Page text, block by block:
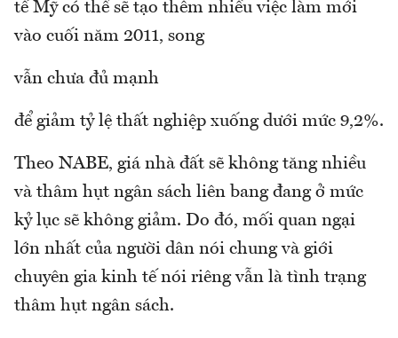
tế Mỹ có thể sẽ tạo thêm nhiều việc làm mới
vào cuối năm 2011, song
vẫn chưa đủ mạnh
để giảm tỷ lệ thất nghiệp xuống dưới mức 9,2%.
Theo NABE, giá nhà đất sẽ không tăng nhiều
và thâm hụt ngân sách liên bang đang ở mức
kỷ lục sẽ không giảm. Do đó, mối quan ngại
lớn nhất của người dân nói chung và giới
chuyên gia kinh tế nói riêng vẫn là tình trạng
thâm hụt ngân sách.